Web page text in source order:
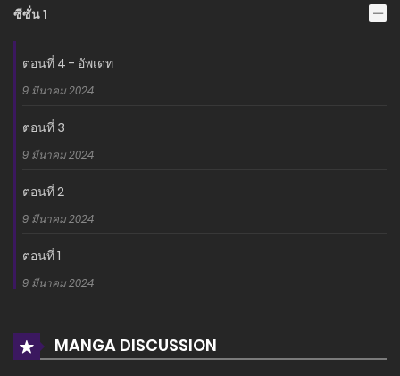
ซีซั่น 1
ตอนที่ 4 - อัพเดท
9 มีนาคม 2024
ตอนที่ 3
9 มีนาคม 2024
ตอนที่ 2
9 มีนาคม 2024
ตอนที่ 1
9 มีนาคม 2024
MANGA DISCUSSION